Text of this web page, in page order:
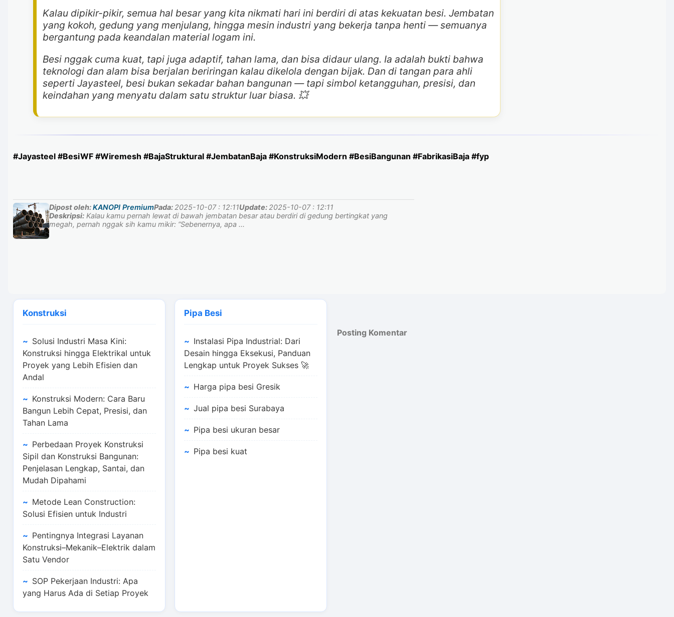
Kalau dipikir-pikir, semua hal besar yang kita nikmati hari ini berdiri di atas kekuatan besi. Jembatan
yang kokoh, gedung yang menjulang, hingga mesin industri yang bekerja tanpa henti — semuanya
bergantung pada keandalan material logam ini.
Besi nggak cuma kuat, tapi juga adaptif, tahan lama, dan bisa didaur ulang. Ia adalah bukti bahwa
teknologi dan alam bisa berjalan beriringan kalau dikelola dengan bijak. Dan di tangan para ahli
seperti Jayasteel, besi bukan sekadar bahan bangunan — tapi simbol ketangguhan, presisi, dan
keindahan yang menyatu dalam satu struktur luar biasa. 💥
#Jayasteel #BesiWF #Wiremesh #BajaStruktural #JembatanBaja #KonstruksiModern #BesiBangunan #FabrikasiBaja #fyp
Dipost oleh:KANOPI PremiumPada: 2025-10-07 : 12:11Update: 2025-10-07 : 12:11
Deskripsi: Kalau kamu pernah lewat di bawah jembatan besar atau berdiri di gedung bertingkat yang
megah, pernah nggak sih kamu mikir: “Sebenernya, apa ...
Konstruksi
Solusi Industri Masa Kini:
Konstruksi hingga Elektrikal untuk
Proyek yang Lebih Efisien dan
Andal
Konstruksi Modern: Cara Baru
Bangun Lebih Cepat, Presisi, dan
Tahan Lama
Perbedaan Proyek Konstruksi
Sipil dan Konstruksi Bangunan:
Penjelasan Lengkap, Santai, dan
Mudah Dipahami
Metode Lean Construction:
Solusi Efisien untuk Industri
Pentingnya Integrasi Layanan
Konstruksi–Mekanik–Elektrik dalam
Satu Vendor
SOP Pekerjaan Industri: Apa
yang Harus Ada di Setiap Proyek
Pipa Besi
Instalasi Pipa Industrial: Dari
Desain hingga Eksekusi, Panduan
Lengkap untuk Proyek Sukses 🚀
Harga pipa besi Gresik
Jual pipa besi Surabaya
Pipa besi ukuran besar
Pipa besi kuat
Posting Komentar